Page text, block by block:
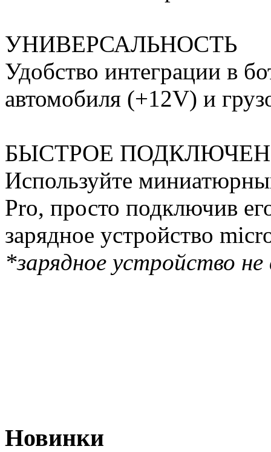
УНИВЕРСАЛЬНОСТЬ
Удобство интеграции в
автомобиля (+12V) и
БЫСТРОЕ
Используйте
Pro, просто подключив
зарядное устройство
*зарядное устройство
Новинки